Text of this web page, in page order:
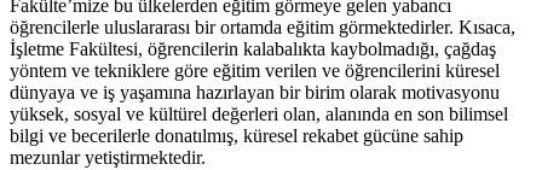
Fakülte’mize bu ülkelerden eğitim görmeye gelen yabancı
öğrencilerle uluslararası bir ortamda eğitim görmektedirler. Kısaca,
İşletme Fakültesi, öğrencilerin kalabalıkta kaybolmadığı, çağdaş
yöntem ve tekniklere göre eğitim verilen ve öğrencilerini küresel
dünyaya ve iş yaşamına hazırlayan bir birim olarak motivasyonu
yüksek, sosyal ve kültürel değerleri olan, alanında en son bilimsel
bilgi ve becerilerle donatılmış, küresel rekabet gücüne sahip
mezunlar yetiştirmektedir.